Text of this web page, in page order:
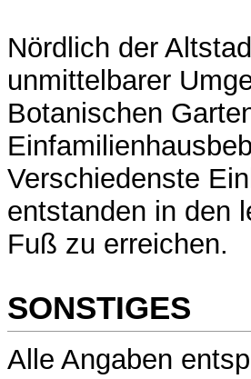
Nördlich der
unmittelbarer
Botanischen
Verschiedenste
entstanden in den
Fuß zu erreichen.
SONSTIGES
Alle Angaben